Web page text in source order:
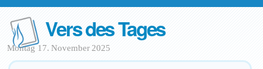
Vers des Tages
Montag 17. November 2025